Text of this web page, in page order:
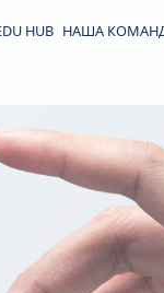
HUB НАША